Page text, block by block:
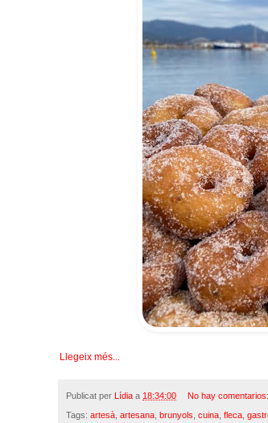
Llegeix més...
Publicat per Lídia a 18:34:00 No hay comentarios:
Tags: artesà artesana brunyols cuina fleca